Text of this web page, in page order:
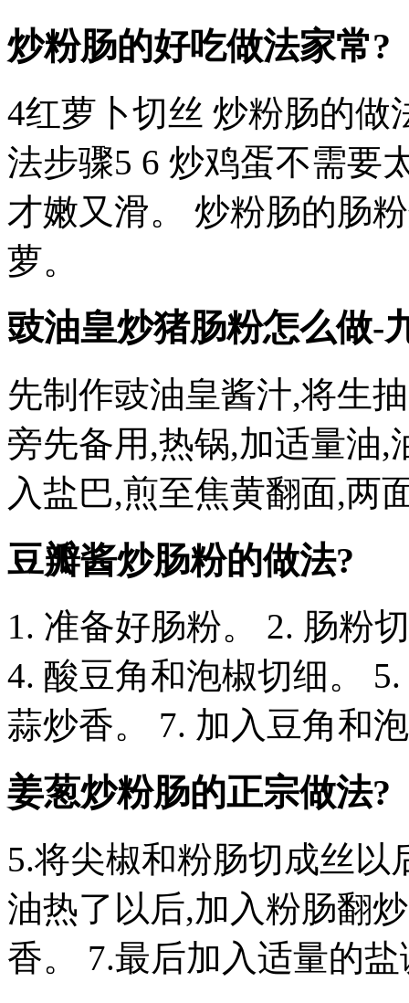
炒粉肠的好吃做法家常?
4红萝卜切丝 炒粉肠的做
法步骤5 6 炒鸡蛋不需要
才嫩又滑。 炒粉肠的肠
萝。
豉油皇炒猪肠粉怎么做-
先制作豉油皇酱汁,将生
旁先备用,热锅,加适量油,
入盐巴,煎至焦黄翻面,两
豆瓣酱炒肠粉的做法?
1. 准备好肠粉。 2. 肠粉
4. 酸豆角和泡椒切细。
蒜炒香。 7. 加入豆角和
姜葱炒粉肠的正宗做法?
5.将尖椒和粉肠切成丝以
油热了以后,加入粉肠翻
香。 7.最后加入适量的